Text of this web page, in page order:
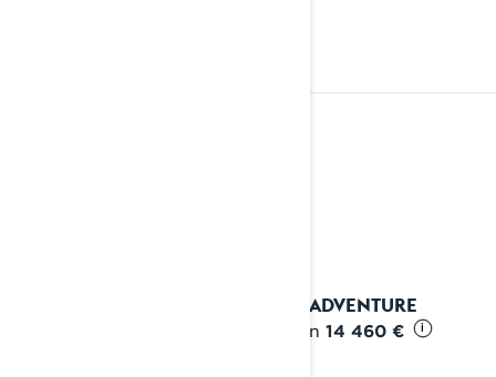
2027 ADVENTURE
Alkaen 14 460 € i